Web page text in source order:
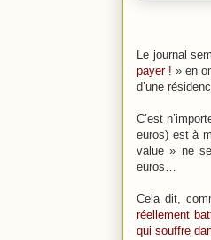
Le journal
payer ! » en
d’une
C’est
euros) est à
value » ne
euros…
Cela dit,
réellement
qui souffre